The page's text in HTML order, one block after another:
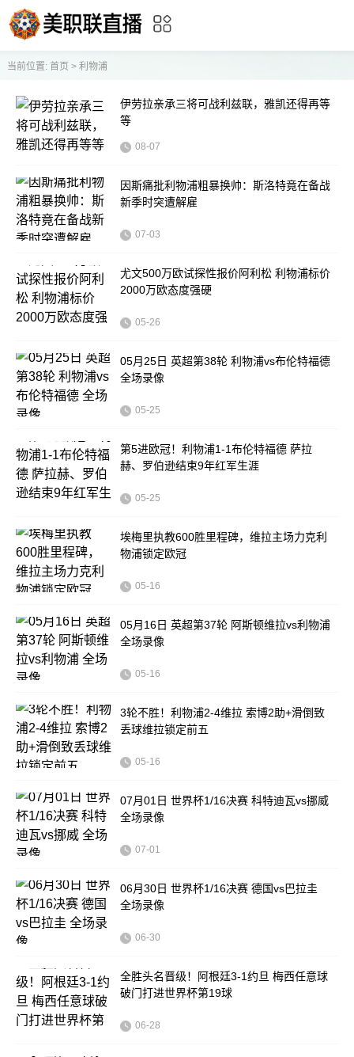
当前位置: 首页 > 利物浦
伊劳拉亲承三将可战利兹联，雅凯还得再等
等
08-07
因斯痛批利物浦粗暴换帅：斯洛特竟在备战
新季时突遭解雇
07-03
尤文500万欧试探性报价阿利松 利物浦标价
2000万欧态度强硬
05-26
05月25日 英超第38轮 利物浦vs布伦特福德
全场录像
05-25
第5进欧冠！利物浦1-1布伦特福德 萨拉
赫、罗伯逊结束9年红军生涯
05-25
埃梅里执教600胜里程碑，维拉主场力克利
物浦锁定欧冠
05-16
05月16日 英超第37轮 阿斯顿维拉vs利物浦
全场录像
05-16
3轮不胜！利物浦2-4维拉 索博2助+滑倒致
丢球维拉锁定前五
05-16
07月01日 世界杯1/16决赛 科特迪瓦vs挪威
全场录像
07-01
06月30日 世界杯1/16决赛 德国vs巴拉圭
全场录像
06-30
全胜头名晋级！阿根廷3-1约旦 梅西任意球
破门打进世界杯第19球
06-28